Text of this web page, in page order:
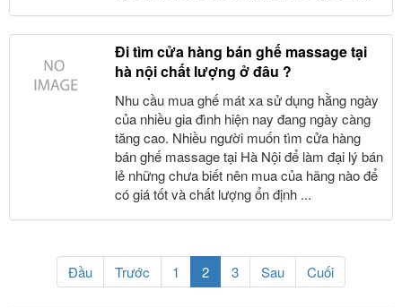
Đi tìm cửa hàng bán ghế massage tại
hà nội chất lượng ở đâu ?
Nhu cầu mua ghế mát xa sử dụng hằng ngày
của nhiều gia đình hiện nay đang ngày càng
tăng cao. Nhiều người muốn tìm cửa hàng
bán ghế massage tại Hà Nội để làm đại lý bán
lẻ những chưa biết nên mua của hãng nào để
có giá tốt và chất lượng ổn định ...
Đầu Trước 1 2(current)
3 Sau Cuối